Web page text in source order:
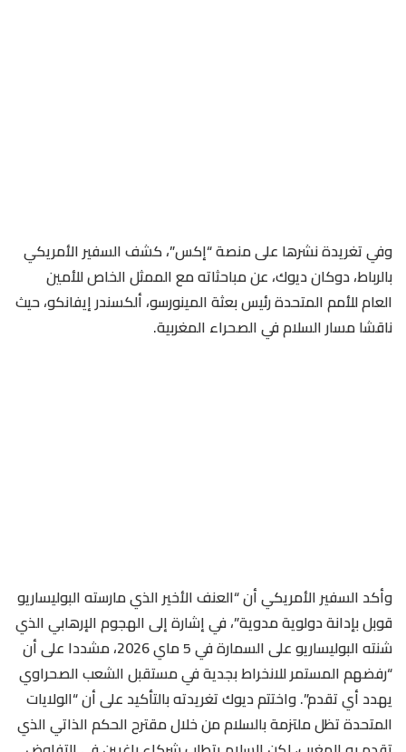
وفي تغريدة نشرها على منصة “إكس”، كشف السفير الأمريكي
بالرباط، دوكان ديوك، عن مباحثاته مع الممثل الخاص للأمين
العام للأمم المتحدة رئيس بعثة المينورسو، ألكسندر إيفانكو، حيث
ناقشا مسار السلام في الصحراء المغربية.
وأكد السفير الأمريكي أن “العنف الأخير الذي مارسته البوليساريو
قوبل بإدانة دولوية مدوية”، في إشارة إلى الهجوم الإرهابي الذي
شنته البوليساريو على السمارة في 5 ماي 2026، مشددا على أن
“رفضهم المستمر للانخراط بجدية في مستقبل الشعب الصحراوي
يهدد أي تقدم”. واختتم ديوك تغريدته بالتأكيد على أن “الولايات
المتحدة تظل ملتزمة بالسلام من خلال مقترح الحكم الذاتي الذي